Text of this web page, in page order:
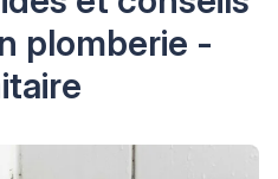
plomberie -